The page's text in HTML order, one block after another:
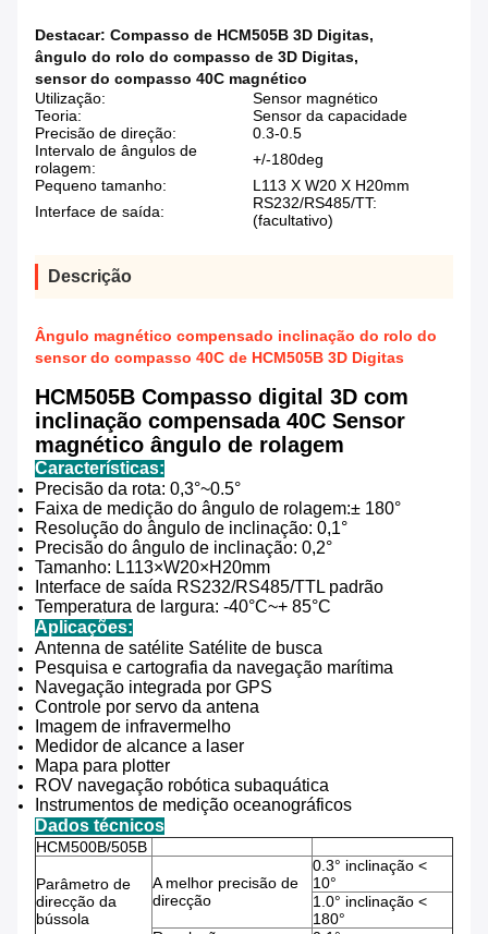
Destacar: Compasso de HCM505B 3D Digitas,
ângulo do rolo do compasso de 3D Digitas,
sensor do compasso 40C magnético
Utilização:
Sensor magnético
Teoria:
Sensor da capacidade
Precisão de direção:
0.3-0.5
Intervalo de ângulos de
rolagem:
+/-180deg
Pequeno tamanho:
L113 X W20 X H20mm
Interface de saída:
RS232/RS485/TT:
(facultativo)
Descrição
Ângulo magnético compensado inclinação do rolo do
sensor do compasso 40C de HCM505B 3D Digitas
HCM505B Compasso digital 3D com
inclinação compensada 40C Sensor
magnético ângulo de rolagem
Características:
Precisão da rota: 0,3°~0.5°
Faixa de medição do ângulo de rolagem:± 180°
Resolução do ângulo de inclinação: 0,1°
Precisão do ângulo de inclinação: 0,2°
Tamanho: L113×W20×H20mm
Interface de saída RS232/RS485/TTL padrão
Temperatura de largura: -40°C~+ 85°C
Aplicações:
Antenna de satélite Satélite de busca
Pesquisa e cartografia da navegação marítima
Navegação integrada por GPS
Controle por servo da antena
Imagem de infravermelho
Medidor de alcance a laser
Mapa para plotter
ROV navegação robótica subaquática
Instrumentos de medição oceanográficos
Dados técnicos
HCM500B/505B
Parâmetro de
direcção da
bússola
A melhor precisão de
direcção
0.3° inclinação <
10°
1.0° inclinação <
180°